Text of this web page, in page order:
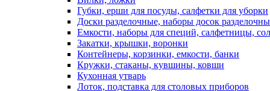
Губки, ерши для посуды, салфетки для уборки
Доски разделочные, наборы досок
Емкости, наборы для специй, салфетницы,
Закатки, крышки, воронки
Контейнеры, корзинки, емкости, банки
Кружки, стаканы, кувшины, ковши
Кухонная утварь
Лоток, подставка для столовых приборов